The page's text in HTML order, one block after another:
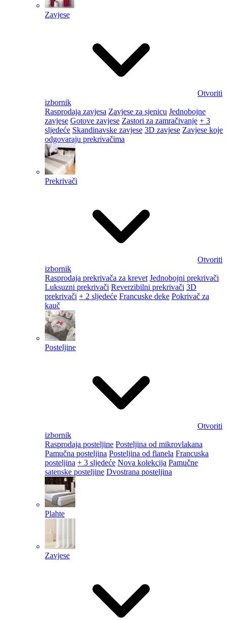
Zavjese
Otvoriti
izbornik
Rasprodaja zavjesa Zavjese za sjenicu Jednobojne
zavjese Gotove zavjese Zastori za zamračivanje + 3
sljedeće Skandinavske zavjese 3D zavjese Zavjese koje
odgovaraju prekrivačima
Prekrivači
Otvoriti
izbornik
Rasprodaja prekrivača za krevet Jednobojni prekrivači
Luksuzni prekrivači Reverzibilni prekrivači 3D
prekrivači + 2 sljedeće Francuske deke Pokrivač za
kauč
Posteljine
Otvoriti
izbornik
Rasprodaja posteljine Posteljina od mikrovlakana
Pamučna posteljina Posteljina od flanela Francuska
posteljina + 3 sljedeće Nova kolekcija Pamučne
satenske posteljine Dvostrana posteljina
Plahte
Zavjese